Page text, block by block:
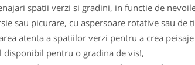
spatii verzi si gradini, in functie de
sau picurare, cu aspersoare rotative sau de
atenta a spatiilor verzi pentru a crea
pentru o gradina de vis!,